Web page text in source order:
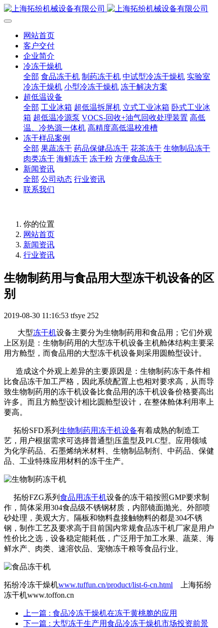
网站首页
客户交付
企业简介
冷冻干燥机
全部 食品冻干机 制药冻干机 中试型冷冻干燥机 实验室
冷冻干燥机 小型冷冻干燥机 冻干解决方案
超低温设备
全部 工业冰箱 超低温拆屏机 立式工业冰箱 卧式工业冰
箱 超低温冷源泵 VOCS-回收+油气回收处理装置 高低
温、冷热源一体机 高精度高低温校准槽
冻干样品案例
全部 果蔬冻干 药品保健品冻干 花茶冻干 生物制品冻干
肉类冻干 海鲜冻干 冻干粉 方便食品冻干
新闻资讯
全部 公司动态 行业资讯
联系我们
你的位置
网站首页
新闻资讯
行业资讯
生物制药用与食品用大型冻干机设备的区
别
2019-08-30 11:16:53 tfsye 252
大型冻干机设备主要分为生物制药用和食品用；它们外观
上区别是：生物制药用的大型冻干机设备主机舱体结构主要采
用方舱型，而食品用的大型冻干机设备则采用圆舱型设计。
造成这个外观上差异的主要原因是：生物制药冻干条件相
比食品冻干加工严格，因此系统配置上也相对要求高，从而导
致生物制药用的冻干机设备比食品用的冻干机设备价格要高出
许多。而且方舱型设计相比圆舱型设计，在整体舱体利用率上
要高。
拓纷SFD系列 生物制药用冻干机设备有着成熟的制造工
艺，用户根据需求可选择普通型|压盖型及PLC型。应用领域
为化学药品、石墨烯纳米材料、生物制品制剂、中药品、保健
品、工业特殊应用材料的冻干生产。
拓纷FZG系列 食品用冻干机设备的冻干箱按照GMP要求制
作，筒体采用304食品级不锈钢材质，内部镜面抛光。外部喷
砂处理，美观大方。隔板和物料盘接触物料的都是304不锈
钢，制作工艺及要求高于目前国内常规食品冻干机厂家是用户
性价比之选，设备稳定能耗低，广泛用于加工水果、蔬菜、海
鲜水产、肉类、速溶饮品、宠物冻干粮等食品行业。
拓纷冷冻干燥机www.tuffun.cn/product/list-6-cn.html 上海拓纷
冻干机www.toffon.cn
上一篇 : 食品冷冻干燥机在冻干黄桃脆的应用
下一篇 : 大型冻干生产用食品冷冻干燥机市场投资前景